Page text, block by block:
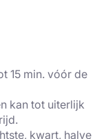
15 min. vóór de
kan tot uiterlijk
kwart, halve